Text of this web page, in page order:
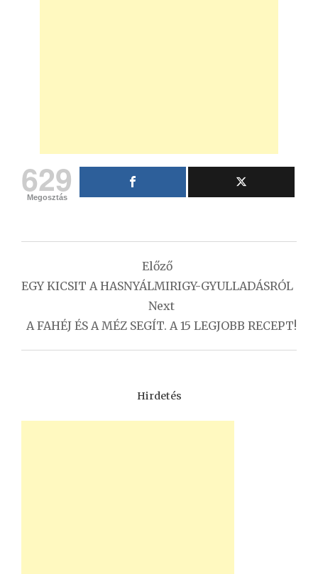
629
Megosztás
navigáció
Előző
EGY KICSIT A HASNYÁLMIRIGY-GYULLADÁSRÓL
Next
A FAHÉJ ÉS A MÉZ SEGÍT. A 15 LEGJOBB RECEPT!
Hirdetés